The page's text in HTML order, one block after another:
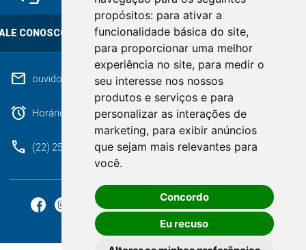
propósitos: para ativar a
funcionalidade básica do site,
para proporcionar uma melhor
experiência no site, para medir o
seu interesse nos nossos
produtos e serviços e para
personalizar as interações de
marketing, para exibir anúncios
que sejam mais relevantes para
você.
Concordo
Eu recuso
mail ouvidoriageral@pmnf.rj.gov.br
alarm Horário de atendimento: Segunda a Sexta das 09h às 17h.
phone (22) 2525-9100
CONOSCO OUVIDORIA